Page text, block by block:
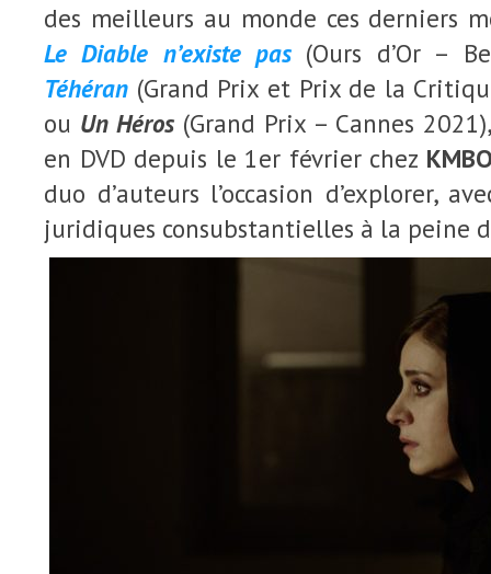
des meilleurs au monde ces derniers
Le Diable n’existe pas (Ours d’Or –
Téhéran (Grand Prix et Prix de la
ou Un Héros (Grand Prix – Cannes
en DVD depuis le 1er février chez
duo d’auteurs l’occasion d’explorer,
juridiques consubstantielles à la peine